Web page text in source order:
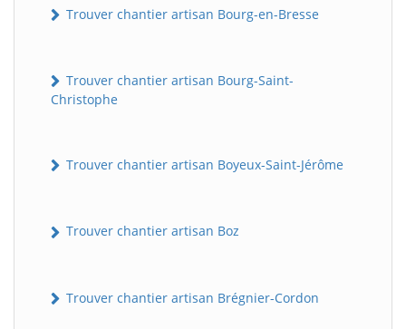
Trouver chantier artisan Bourg-en-Bresse
Trouver chantier artisan Bourg-Saint-
Christophe
Trouver chantier artisan Boyeux-Saint-Jérôme
Trouver chantier artisan Boz
Trouver chantier artisan Brégnier-Cordon